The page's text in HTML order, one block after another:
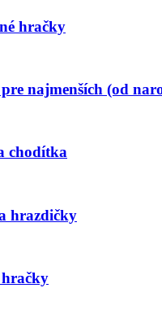
hračky
najmenších (od
chodítka
hrazdičky
hračky